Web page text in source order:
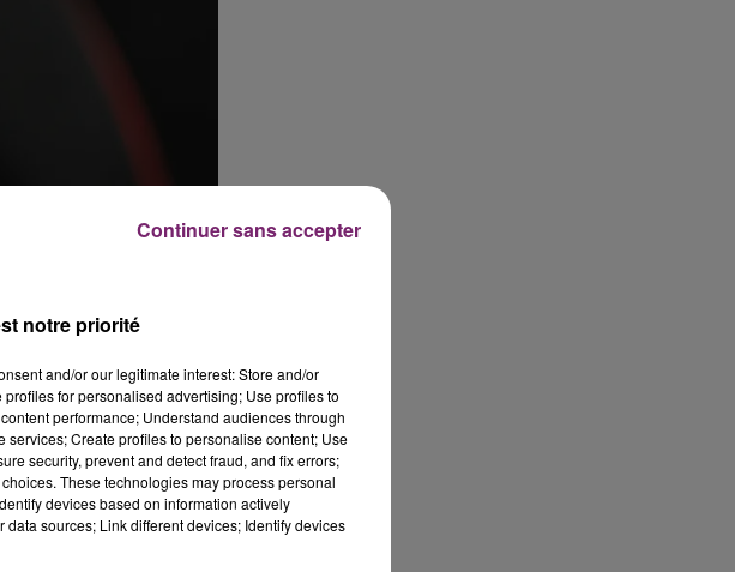
mobiles seront
vous
notre priorité
and/or our legitimate interest: Store and/or
for personalised advertising; Use profiles to
performance; Understand audiences through
Create profiles to personalise content; Use
security, prevent and detect fraud, and fix errors;
These technologies may process personal
devices based on information actively
sources; Link different devices; Identify devices
Continuer sans accepter